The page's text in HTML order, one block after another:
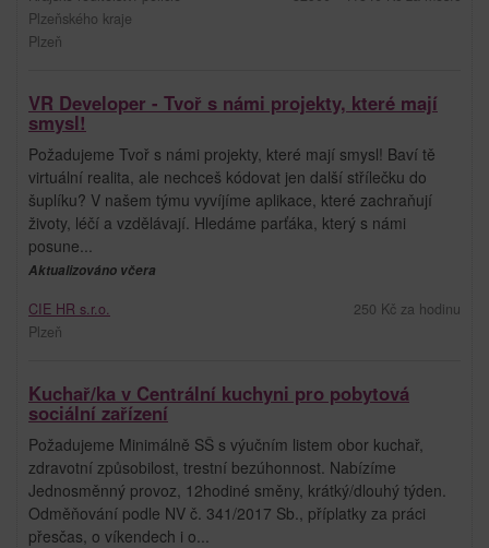
Plzeňského kraje
Plzeň
VR Developer - Tvoř s námi projekty, které mají
smysl!
Požadujeme Tvoř s námi projekty, které mají smysl! Baví tě
virtuální realita, ale nechceš kódovat jen další střílečku do
šuplíku? V našem týmu vyvíjíme aplikace, které zachraňují
životy, léčí a vzdělávají. Hledáme parťáka, který s námi
posune...
Aktualizováno včera
CIE HR s.r.o.
Plzeň
250 Kč za hodinu
Kuchař/ka v Centrální kuchyni pro pobytová
sociální zařízení
Požadujeme Minimálně SŠ s výučním listem obor kuchař,
zdravotní způsobilost, trestní bezúhonnost. Nabízíme
Jednosměnný provoz, 12hodiné směny, krátký/dlouhý týden.
Odměňování podle NV č. 341/2017 Sb., příplatky za práci
přesčas, o víkendech i o...